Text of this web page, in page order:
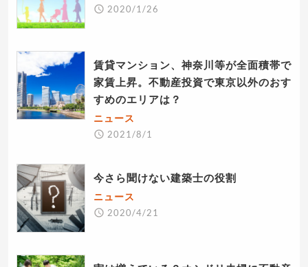
2020/1/26
賃貸マンション、神奈川等が全面積帯で
家賃上昇。不動産投資で東京以外のおす
すめのエリアは？
ニュース
2021/8/1
今さら聞けない建築士の役割
ニュース
2020/4/21